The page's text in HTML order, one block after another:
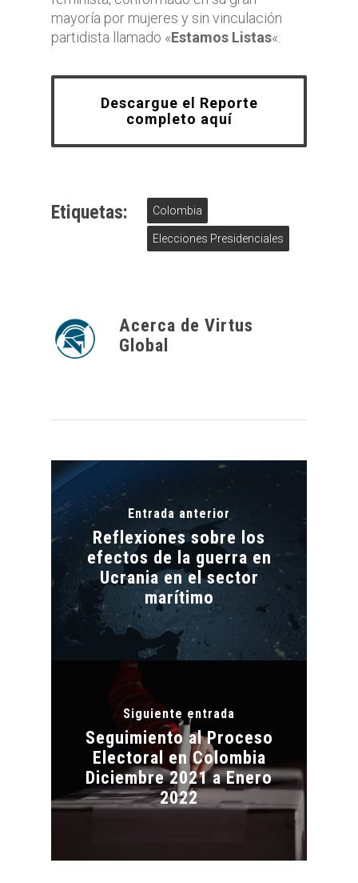
mayoría por mujeres y sin vinculación
partidista llamado «Estamos Listas«.
Descargue el Reporte
completo aquí
Etiquetas: Colombia
Elecciones Presidenciales
Acerca de Virtus
Global
Entrada anterior
Reflexiones sobre los
efectos de la guerra en
Ucrania en el sector
marítimo
Siguiente entrada
Seguimiento al Proceso
Electoral en Colombia
Diciembre 2021 a Enero
2022